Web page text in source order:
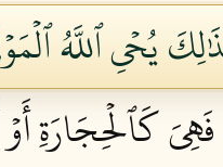
يُحۡيِ ٱللَّهُ
كَٱلۡحِجَارَةِ